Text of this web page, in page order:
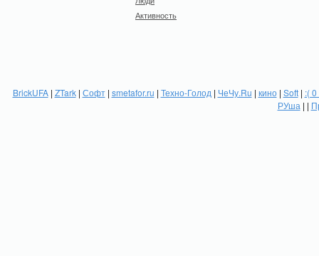
Активность
BrickUFA| ZTark| Софт| smetafor.ru | Техно-Голод | ЧеЧу.Ru | кино| Soft| :(
РУша | |